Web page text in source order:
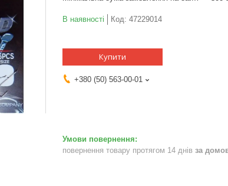
В наявності Код: 47229014
Купити
+380 (50) 563-00-01
повернення товару протягом 14 днів за